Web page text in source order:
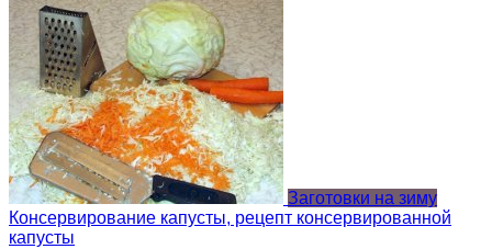
Заготовки на зиму
Консервирование капусты, рецепт консервированной
капусты